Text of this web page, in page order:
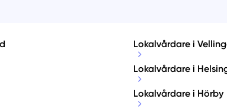
Lokalvårdare i
Lokalvårdare i
Lokalvårdare i Hörby